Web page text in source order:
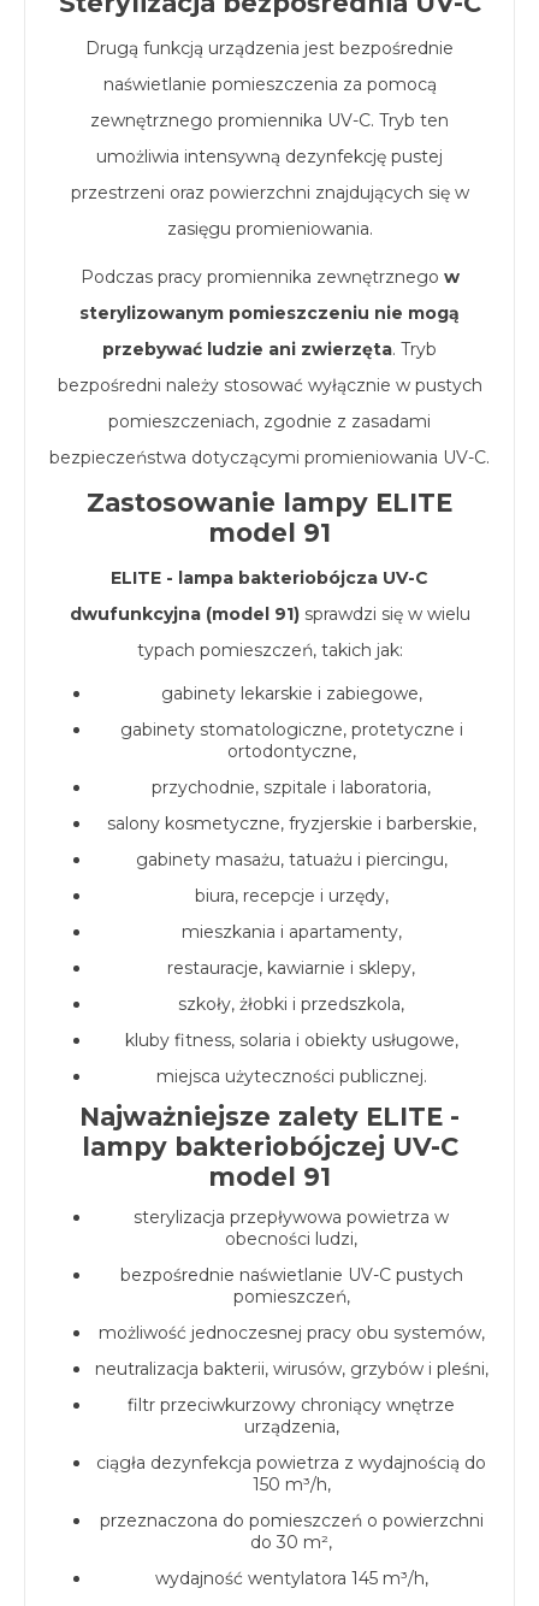
Drugą funkcją urządzenia jest bezpośrednie
naświetlanie pomieszczenia za pomocą
zewnętrznego promiennika UV-C. Tryb ten
umożliwia intensywną dezynfekcję pustej
przestrzeni oraz powierzchni znajdujących się w
zasięgu promieniowania.
Podczas pracy promiennika zewnętrznego w
sterylizowanym pomieszczeniu nie mogą
przebywać ludzie ani zwierzęta. Tryb
bezpośredni należy stosować wyłącznie w pustych
pomieszczeniach, zgodnie z zasadami
bezpieczeństwa dotyczącymi promieniowania UV-C.
Zastosowanie lampy ELITE
model 91
ELITE - lampa bakteriobójcza UV-C
dwufunkcyjna (model 91)sprawdzi się w wielu
typach pomieszczeń, takich jak:
gabinety lekarskie i zabiegowe,
gabinety stomatologiczne, protetyczne i
ortodontyczne,
przychodnie, szpitale i laboratoria,
salony kosmetyczne, fryzjerskie i barberskie,
gabinety masażu, tatuażu i piercingu,
biura, recepcje i urzędy,
mieszkania i apartamenty,
restauracje, kawiarnie i sklepy,
szkoły, żłobki i przedszkola,
kluby fitness, solaria i obiekty usługowe,
miejsca użyteczności publicznej.
Najważniejsze zalety ELITE -
lampy bakteriobójczej UV-C
model 91
sterylizacja przepływowa powietrza w
obecności ludzi,
bezpośrednie naświetlanie UV-C pustych
pomieszczeń,
możliwość jednoczesnej pracy obu systemów,
neutralizacja bakterii, wirusów, grzybów i pleśni,
filtr przeciwkurzowy chroniący wnętrze
urządzenia,
ciągła dezynfekcja powietrza z wydajnością do
150 m³/h,
przeznaczona do pomieszczeń o powierzchni
do 30 m²,
wydajność wentylatora 145 m³/h,